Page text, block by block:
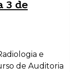
3 de
e
de Auditoria